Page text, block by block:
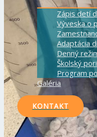
Zápis detí
Výveska o
Adaptácia
Denný
Školský
Program
Galéria
KONTAKT